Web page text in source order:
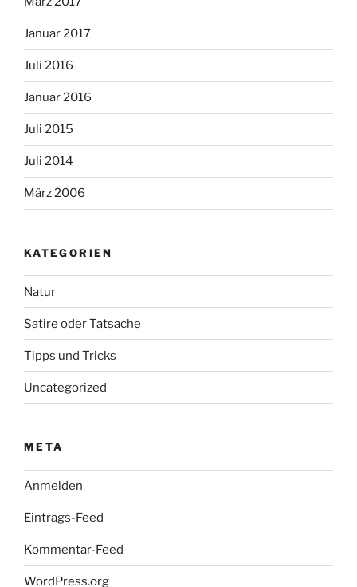
Januar 2017
Juli 2016
Januar 2016
Juli 2015
Juli 2014
März 2006
KATEGORIEN
Natur
Satire oder Tatsache
Tipps und Tricks
Uncategorized
META
Anmelden
Eintrags-Feed
Kommentar-Feed
WordPress.org